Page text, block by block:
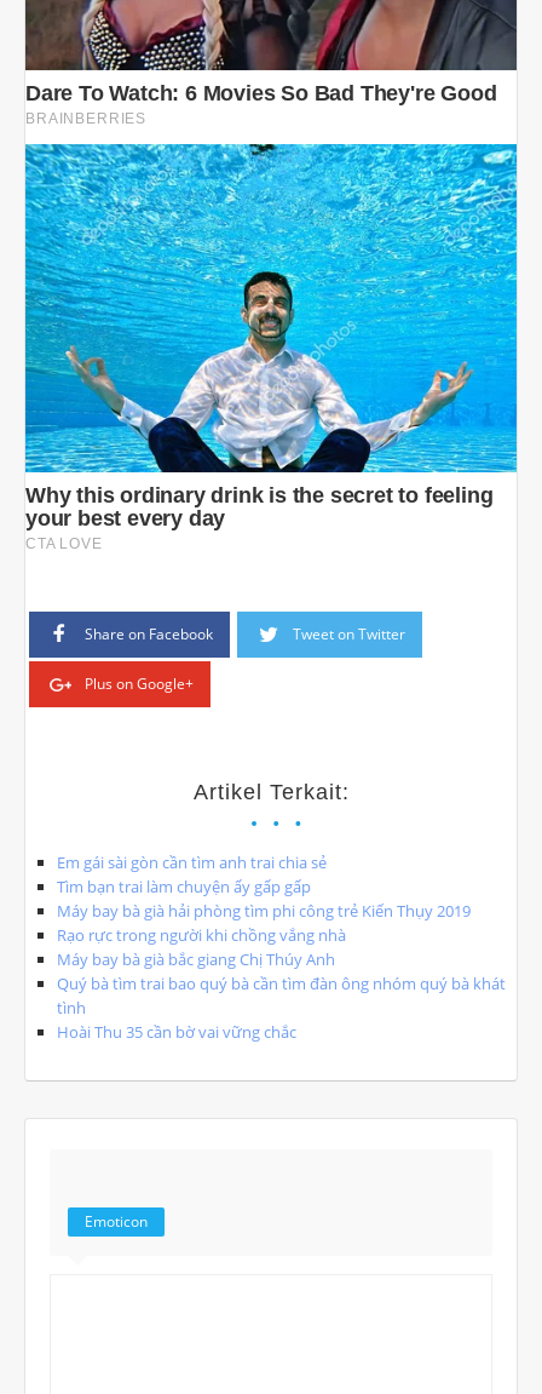
Share on Facebook Tweet on Twitter
Plus on Google+
Artikel Terkait:
Em gái sài gòn cần tìm anh trai chia sẻ
Tìm bạn trai làm chuyện ấy gấp gấp
Máy bay bà già hải phòng tìm phi công trẻ Kiến Thụy 2019
Rạo rực trong người khi chồng vắng nhà
Máy bay bà già bắc giang Chị Thúy Anh
Quý bà tìm trai bao quý bà cần tìm đàn ông nhóm quý bà khát
tình
Hoài Thu 35 cần bờ vai vững chắc
Emoticon